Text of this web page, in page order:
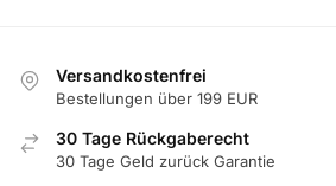
Versandkostenfrei
Bestellungen über 199 EUR
30 Tage Rückgaberecht
30 Tage Geld zurück Garantie